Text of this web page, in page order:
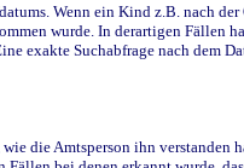
Wenn ein Kind z.B. nach
wurde. In derartigen Fällen
Suchabfrage nach dem
Amtsperson ihn verstanden